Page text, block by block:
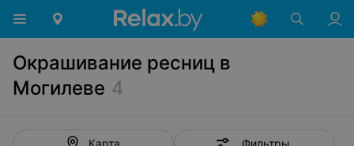
Окрашивание ресниц в
Могилеве 4
Карта Фильтры